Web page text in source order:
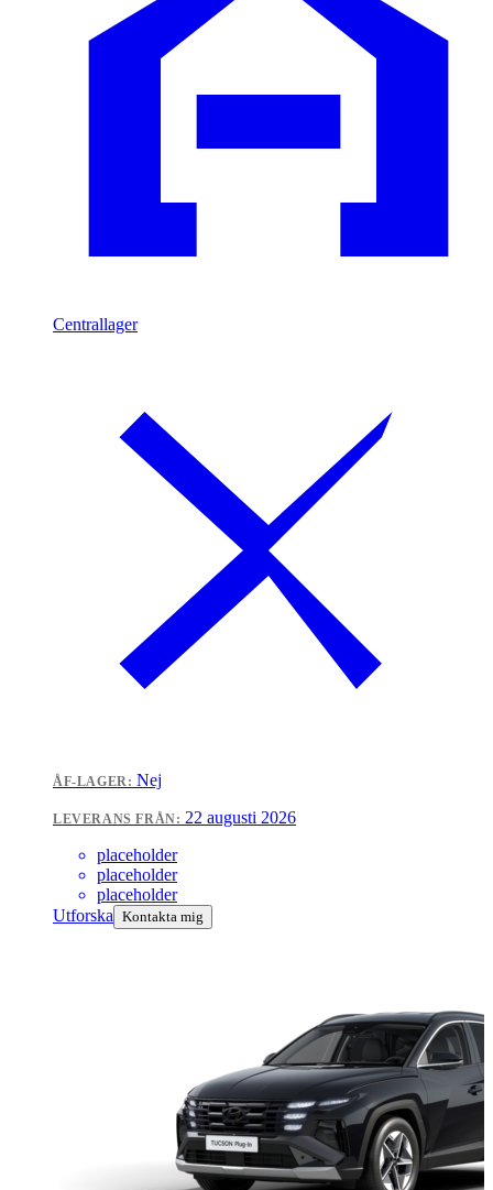
Centrallager
ÅF-LAGER: Nej
LEVERANS FRÅN: 22 augusti 2026
placeholder
placeholder
placeholder
Utforska Kontakta mig